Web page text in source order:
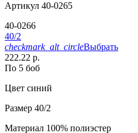
Артикул 40-0265
40-0266
40/2
checkmark_alt_circleВыбрать
222.22 р.
По 5 боб
Цвет синий
Размер 40/2
Материал 100% полиэстер